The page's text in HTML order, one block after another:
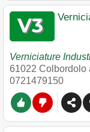
Verniciature
61022 Colbordolo
0721479150